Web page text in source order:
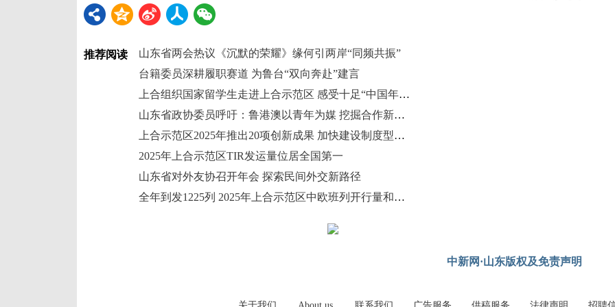
推荐阅读
山东省两会热议《沉默的荣耀》缘何引两岸“同频共振”
台籍委员深耕履职赛道 为鲁台“双向奔赴”建言
上合组织国家留学生走进上合示范区 感受十足“中国年味”
山东省政协委员呼吁：鲁港澳以青年为媒 挖掘合作新机遇
上合示范区2025年推出20项创新成果 加快建设制度型开放示范区
2025年上合示范区TIR发运量位居全国第一
山东省对外友协召开年会 探索民间外交新路径
全年到发1225列 2025年上合示范区中欧班列开行量和货运量创新高
中新网·山东版权及免责声明